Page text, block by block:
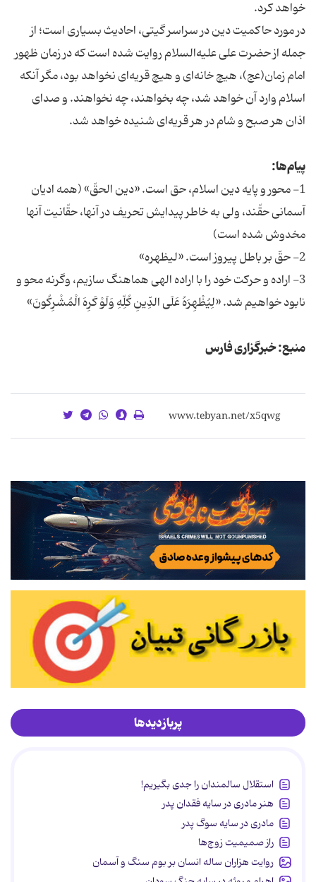
خواهد کرد.
در مورد حاکمیت دین در سراسر گیتى، احادیث بسیارى است؛ از
جمله از حضرت على‏ علیه‌السلام روایت شده است که در زمان ظهور
امام زمان‏(عج)، هیچ خانه‌‏اى و هیچ قریه‏‌اى نخواهد بود، مگر آنکه
اسلام وارد آن خواهد شد، چه بخواهند، چه نخواهند. و صداى
اذان هر صبح و شام در هر قریه‌‏اى شنیده خواهد شد.
پیام‌ها:
1- محور و پایه‏ دین اسلام، حق است. «دین‏ الحقّ» (همه‏ ادیان
‏آسمانى حقّند، ولى به خاطر پیدایش تحریف در آنها، حقّانیت آنها
مخدوش شده است)
2- حقّ بر باطل پیروز است. «لیظهره»
3- اراده و حرکت خود را با اراده‏ الهى هماهنگ سازیم، وگرنه محو و
نابود خواهیم شد. «لِیُظْهِرَهُ عَلَى الدِّینِ کُلِّهِ وَلَوْ کَرِهَ الْمُشْرِکُونَ»
منبع: خبرگزاری فارس
پربازدیدها
استقلال سالمندان را جدی بگیریم!
هنر مادری در سایه‌ فقدان پدر
مادری در سایه سوگ پدر
راز صمیمیت زوج‌ها
روایت هزاران ساله انسان بر بوم سنگ و آسمان